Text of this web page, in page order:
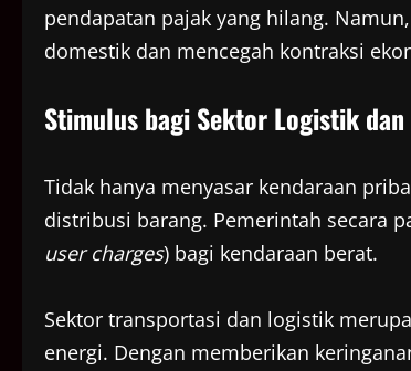
pendapatan pajak yang hilang.
domestik dan mencegah kontraksi
Stimulus bagi Sektor Logistik
Tidak hanya menyasar kendaraan
distribusi barang. Pemerintah secara
user charges) bagi kendaraan berat.
Sektor transportasi dan logistik
energi. Dengan memberikan